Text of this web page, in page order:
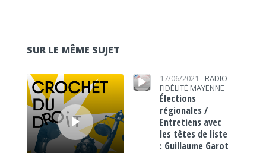
SUR LE MÊME SUJET
Lecteur audio
Lecteur audio 17/06/2021 - RADIO
FIDÉLITÉ MAYENNE
Élections
régionales /
Entretiens avec
les têtes de liste
: Guillaume Garot